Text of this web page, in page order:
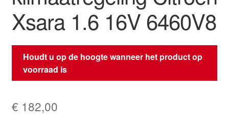
Xsara 1.6 16V 6460V8
Houdt u op de hoogte wanneer het product op
voorraad is
€ 182,00